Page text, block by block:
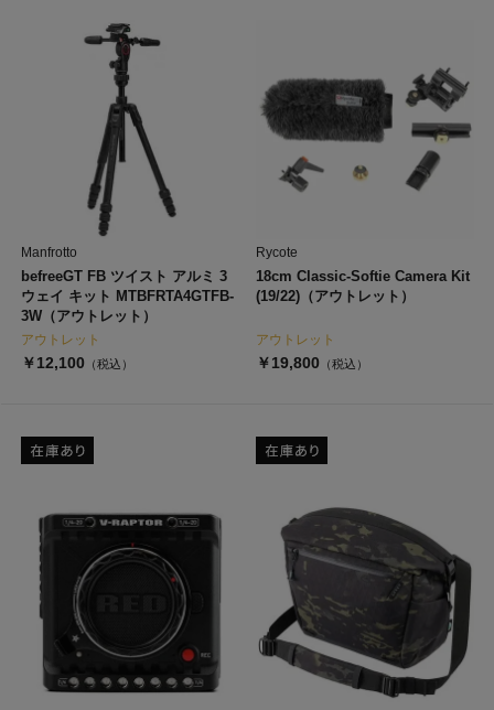
アウトレット
Manfrotto
befreeGT FB ツイスト アルミ 3
ウェイ キット MTBFRTA4GTFB-
3W（アウトレット）
￥12,100 （税込）
アウトレット
Rycote
18cm Classic-Softie Camera Kit
(19/22)（アウトレット）
￥19,800 （税込）